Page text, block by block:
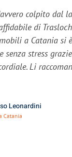
colpito dal
di
a Catania si
senza stress
Li
Leonardini
Catania